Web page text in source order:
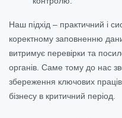
Наш підхід – практичний і
коректному заповненню
витримує перевірки та
органів. Саме тому до нас
збереження ключових
бізнесу в критичний період.